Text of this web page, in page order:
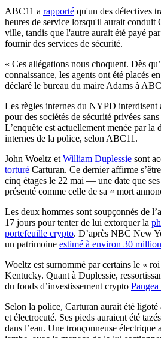
ABC11 a rapporté qu'un des détectives
heures de service lorsqu'il aurait conduit
ville, tandis que l'autre aurait été payé
fournir des services de sécurité.
« Ces allégations nous choquent. Dès
connaissance, les agents ont été placés
déclaré le bureau du maire Adams à
Les règles internes du NYPD interdisent
pour des sociétés de sécurité privées
L’enquête est actuellement menée par la
internes de la police, selon ABC11.
John Woeltz et William Duplessie sont
torturé Carturan. Ce dernier affirme
cinq étages le 22 mai — une date que
présenté comme celle de sa « mort
Les deux hommes sont soupçonnés de
17 jours pour tenter de lui extorquer la
portefeuille crypto. D’après NBC New
un patrimoine estimé à environ 30
Woeltz est surnommé par certains le «
Kentucky. Quant à Duplessie,
du fonds d’investissement crypto
Selon la police, Carturan aurait été ligoté
et électrocuté. Ses pieds auraient été
dans l’eau. Une tronçonneuse électrique